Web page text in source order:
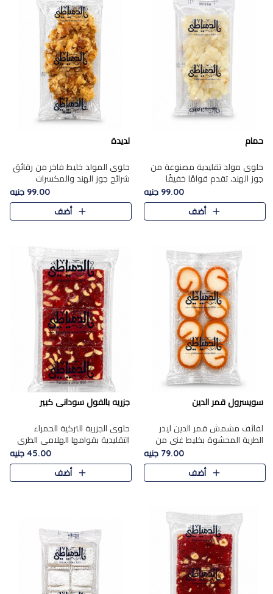
حمام
حلوى مولد تقليدية مصنوعة من
جوز الهند، تقدم قوامًا خفيفًا
ونكهة شرقية أصيلة تجسد روح
الـموسم الأعياد.
99.00 جنيه
أضف
لديدة
حلوى المولد خليط فاخر من رقائق
شرائح جوز الهند والمكسرات
المحمصة، متماسك بشراب حلاوة
الكراميل الخفيفة ليمنحك قرمشة
غنية ومذاقًا شرقيًا أصيلً..
99.00 جنيه
أضف
سويسرول قمر الدين
لفائف مشمش قمر الدين ليذر
الطرية المحشوة بخليط غني من
جوز الهند الأبيض والمكسرات
الفاخرة، يقدم المذاق الحلو
الطبيعي لقمر الدين و تجمع بين
79.00 جنيه
أضف
جزريه بالفول سودانى كبير
حلوى الجزرية التركية الحمراء
التقليدية بقوامها الهلامي الطري
ولونها الأحمر المميز، محشوة
بسخاء بالفول السوداني المحمص
لتمنحك توازنًا رائعًا ..
45.00 جنيه
أضف